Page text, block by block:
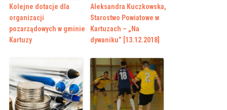
Kolejne dotacje dla
organizacji
pozarządowych w gminie
Kartuzy
Aleksandra Kuczkowska,
Starostwo Powiatowe w
Kartuzach – „Na
dywaniku” [13.12.2018]